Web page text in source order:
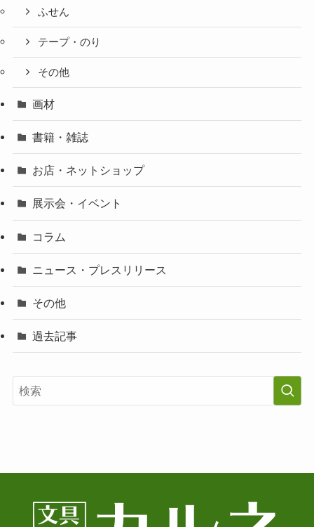
ふせん
テープ・のり
その他
画材
書籍・雑誌
お店・ネットショップ
展示会・イベント
コラム
ニュース・プレスリリース
その他
過去記事